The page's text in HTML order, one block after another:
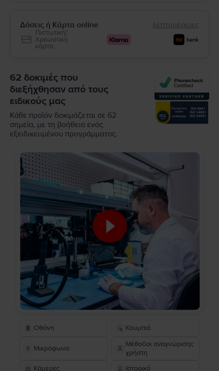
Δόσεις ή Κάρτα online λεπτομέρειες
Πιστωτική/
Χρεωστική
κάρτα
62 δοκιμές που
διεξήχθησαν από τους
ειδικούς μας
Κάθε προϊόν δοκιμάζεται σε 62
σημεία, με τη βοήθεια ενός
εξειδικευμένου προγράμματος.
Οθόνη Κουμπιά
Μικρόφωνο
Μέθοδοι αναγνώρισης
χρήστη
Κάμερες
Ιστορικό